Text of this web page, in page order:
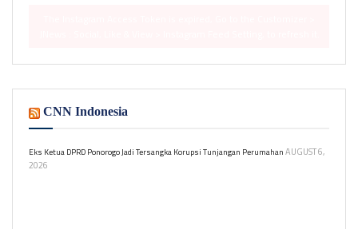
CNN Indonesia
Eks Ketua DPRD Ponorogo Jadi Tersangka Korupsi Tunjangan PerumahanAUGUST 6,
2026